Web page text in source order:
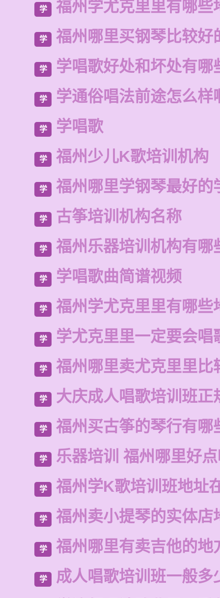
学 福州学尤克里里有哪些
学 福州哪里买钢琴比较好
学 学唱歌好处和坏处有哪
学 学通俗唱法前途怎么样
学 学唱歌
学 福州少儿K歌培训机构
学 福州哪里学钢琴最好的
学 古筝培训机构名称
学 福州乐器培训机构有哪
学 学唱歌曲简谱视频
学 福州学尤克里里有哪些
学 学尤克里里一定要会唱
学 福州哪里卖尤克里里比
学 大庆成人唱歌培训班正
学 福州买古筝的琴行有哪
学 乐器培训 福州哪里好
学 福州学K歌培训班地址
学 福州卖小提琴的实体店
学 福州哪里有卖吉他的地
学 成人唱歌培训班一般多